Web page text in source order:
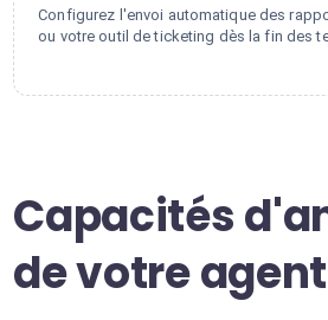
Configurez l'envoi automatique des
ou votre outil de ticketing dès la fin des
Capacités
de votre